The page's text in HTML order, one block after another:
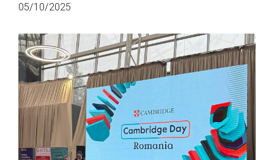
05/10/2025